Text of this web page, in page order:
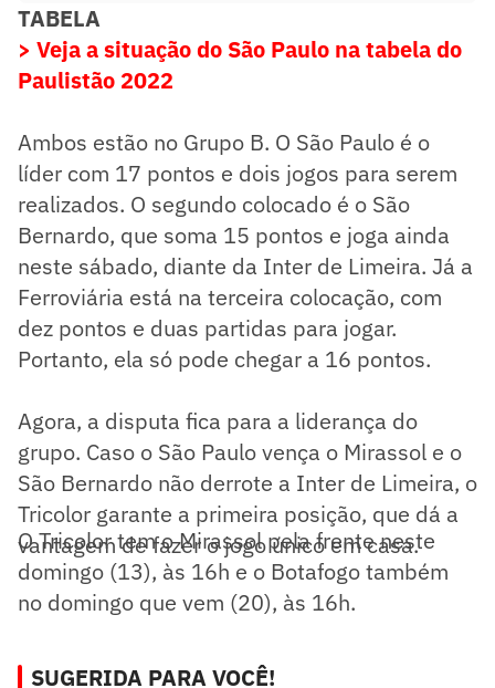
TABELA
> Veja a situação do São Paulo na tabela do
Paulistão 2022
Ambos estão no Grupo B. O São Paulo é o
líder com 17 pontos e dois jogos para serem
realizados. O segundo colocado é o São
Bernardo, que soma 15 pontos e joga ainda
neste sábado, diante da Inter de Limeira. Já a
Ferroviária está na terceira colocação, com
dez pontos e duas partidas para jogar.
Portanto, ela só pode chegar a 16 pontos.
Agora, a disputa fica para a liderança do
grupo. Caso o São Paulo vença o Mirassol e o
São Bernardo não derrote a Inter de Limeira, o
Tricolor garante a primeira posição, que dá a
vantagem de fazer o jogo único em casa.
O Tricolor tem o Mirassol pela frente neste
domingo (13), às 16h e o Botafogo também
no domingo que vem (20), às 16h.
SUGERIDA PARA VOCÊ!